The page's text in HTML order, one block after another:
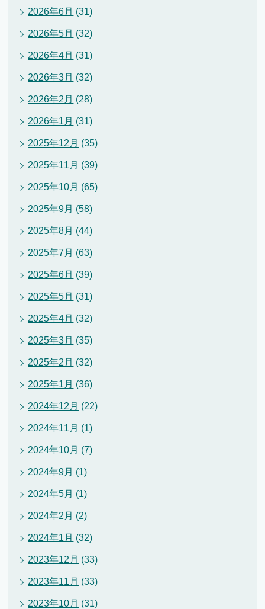
2026年6月 (31)
2026年5月 (32)
2026年4月 (31)
2026年3月 (32)
2026年2月 (28)
2026年1月 (31)
2025年12月 (35)
2025年11月 (39)
2025年10月 (65)
2025年9月 (58)
2025年8月 (44)
2025年7月 (63)
2025年6月 (39)
2025年5月 (31)
2025年4月 (32)
2025年3月 (35)
2025年2月 (32)
2025年1月 (36)
2024年12月 (22)
2024年11月 (1)
2024年10月 (7)
2024年9月 (1)
2024年5月 (1)
2024年2月 (2)
2024年1月 (32)
2023年12月 (33)
2023年11月 (33)
2023年10月 (31)